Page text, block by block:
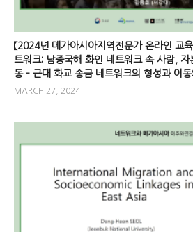
【2024년 메가아시아지역전문가 온라인 교
트워크: 남중국해 화인 네트워크 속 사람, 자
동 – 근대 화교 송금 네트워크의 형성과 이
MARCH 27, 2024